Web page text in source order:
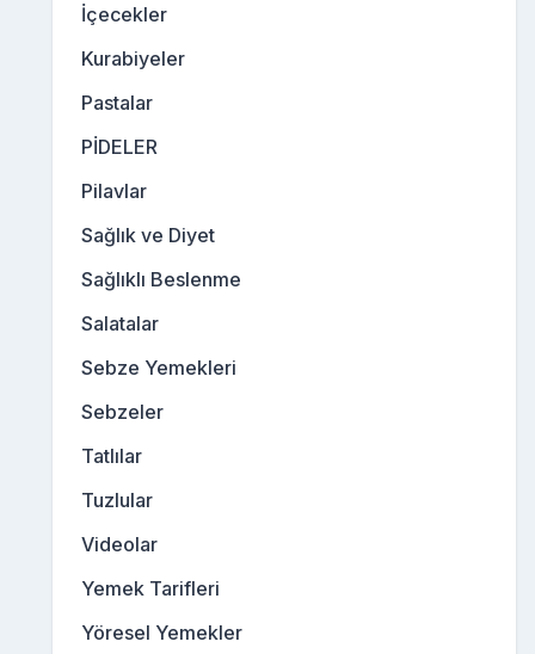
İçecekler
Kurabiyeler
Pastalar
PİDELER
Pilavlar
Sağlık ve Diyet
Sağlıklı Beslenme
Salatalar
Sebze Yemekleri
Sebzeler
Tatlılar
Tuzlular
Videolar
Yemek Tarifleri
Yöresel Yemekler